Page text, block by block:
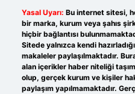
Yasal Uyarı: Bu internet sitesi,
bir marka, kurum veya şahıs
hiçbir bağlantısı
Sitede yalnızca kendi
makaleler paylaşılmaktadır.
alan içerikler haber niteliği
olup, gerçek kurum ve kişiler
paylaşım yapılmamaktadır.